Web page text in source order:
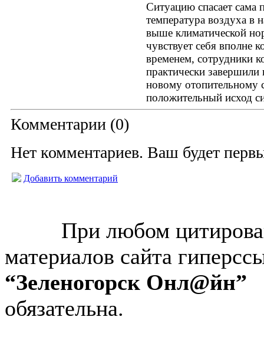
Ситуацию спасает сама
температура воздуха в
выше климатической
чувствует себя вполне
временем, сотрудники
практически
новому отопительному
положительный исход
Комментарии (0)
Нет комментариев. Ваш будет
Добавить комментарий
При любом
материалов сайта
“Зеленогорск Онл@йн”
обязательна.